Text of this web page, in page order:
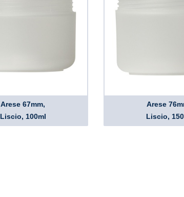
Arese 67mm,
Liscio, 100ml
Arese
Liscio,